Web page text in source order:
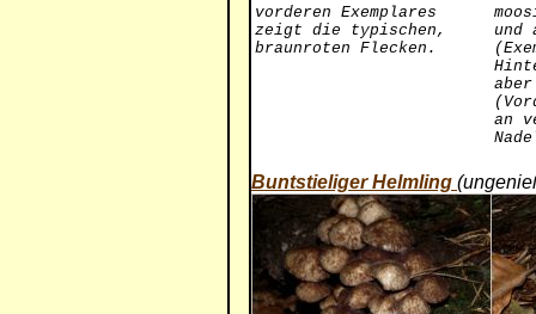
vorderen Exemplares
zeigt die typischen,
braunroten Flecken.
und
an
Buntstieliger Helmling